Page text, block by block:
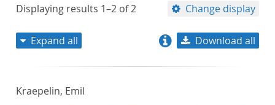
Displaying results 1–2 of2 Change display
Expand all Download all
Kraepelin, Emil